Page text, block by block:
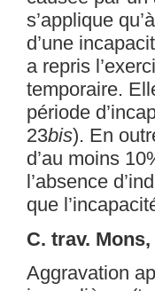
s’applique
d’une
a repris
temporaire.
période
23bis). En
d’au moins
l’absence
que
C. trav.
Aggravation